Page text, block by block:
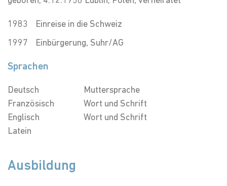
1983
Einreise in die Schweiz
1997
Einbürgerung, Suhr/AG
Sprachen
Deutsch
Muttersprache
Französisch
Wort und Schrift
Englisch
Wort und Schrift
Latein
Ausbildung